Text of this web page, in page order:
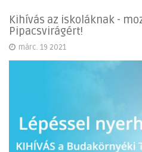
Kihívás az iskoláknak -
Pipacsvirágért!
márc. 19 2021